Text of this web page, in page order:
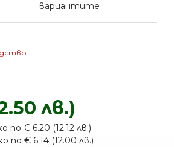
вариантите
лв.)
по € 6.20 (12.12 лв.)
по € 6.14 (12.00 лв.)